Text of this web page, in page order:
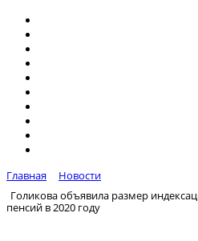
Главная
Новости
Голикова объявила размер
пенсий в 2020 году